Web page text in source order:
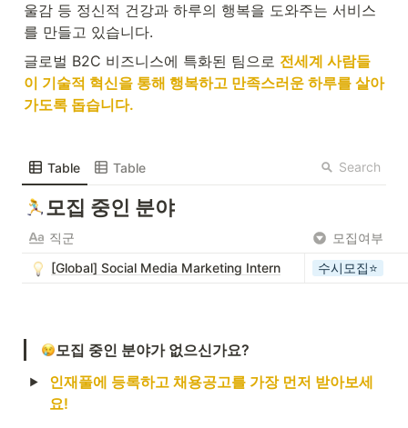
울감 등 정신적 건강과 하루의 행복을 도와주는 서비스
를 만들고 있습니다.
글로벌 B2C 비즈니스에 특화된 팀으로 전세계 사람들
이 기술적 혁신을 통해 행복하고 만족스러운 하루를 살아
가도록 돕습니다.
Table Table Search
모집 중인 분야
직군
모집여부
[Global] Social Media Marketing Intern
수시모집⭐
모집 중인 분야가 없으신가요?
인재풀에 등록하고 채용공고를 가장 먼저 받아보세
요!